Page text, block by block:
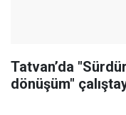
Tatvan’da
dönüşüm"